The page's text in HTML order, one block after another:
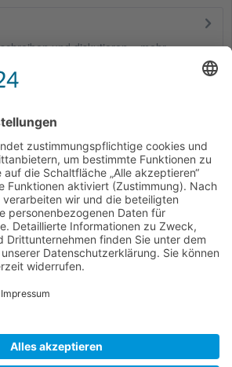
und diskutieren...mehr
angesehen
Mehrwertsteuer zzgl.Versandkostenund ggf.
wenn nicht anders beschrieben
Downloads
Datenschutz